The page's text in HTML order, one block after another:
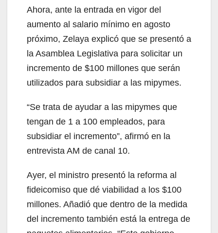
Ahora, ante la entrada en vigor del
aumento al salario mínimo en agosto
próximo, Zelaya explicó que se presentó a
la Asamblea Legislativa para solicitar un
incremento de $100 millones que serán
utilizados para subsidiar a las mipymes.
“Se trata de ayudar a las mipymes que
tengan de 1 a 100 empleados, para
subsidiar el incremento”, afirmó en la
entrevista AM de canal 10.
Ayer, el ministro presentó la reforma al
fideicomiso que dé viabilidad a los $100
millones. Añadió que dentro de la medida
del incremento también está la entrega de